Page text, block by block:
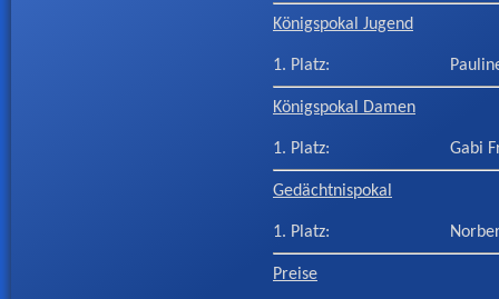
Königspokal Jugend
1. Platz:
Königspokal Damen
1. Platz: Gabi
Gedächtnispokal
1. Platz:
Preise